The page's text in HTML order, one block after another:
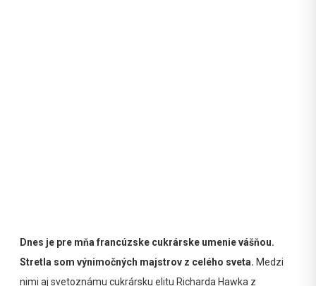
Dnes je pre mňa francúzske cukrárske umenie vášňou.
Stretla som výnimočných majstrov z celého sveta. Medzi
nimi aj svetoznámu cukrársku elitu Richarda Hawka z